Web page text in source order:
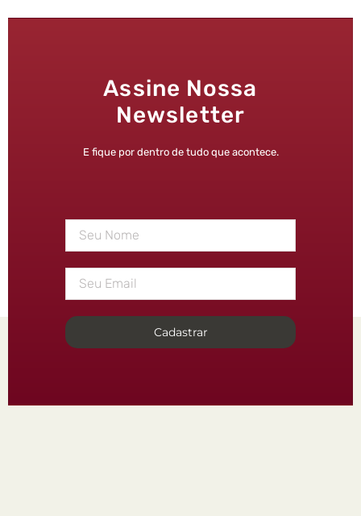
Assine Nossa
Newsletter
E fique por dentro de tudo que acontece.
Cadastrar